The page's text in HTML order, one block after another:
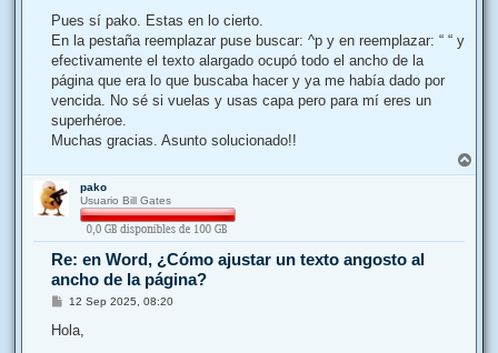
n
a
j
Pues sí pako. Estas en lo cierto.
En la pestaña reemplazar puse buscar: ^p y en reemplazar: “ “ y
efectivamente el texto alargado ocupó todo el ancho de la
página que era lo que buscaba hacer y ya me había dado por
vencida. No sé si vuelas y usas capa pero para mí eres un
superhéroe.
Muchas gracias. Asunto solucionado!!
r
pako
Usuario Bill Gates
Re: en Word, ¿Cómo ajustar un texto angosto al
ancho de la página?
M
n
12 Sep 2025, 08:20
Hola,